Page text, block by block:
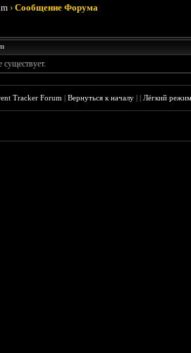
›Сообщение Форума
Tracker Forum |Вернуться к началу ||Лёгкий